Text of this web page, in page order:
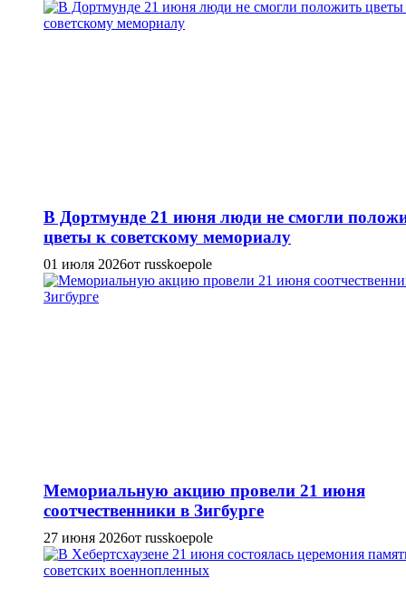
В Дортмунде 21 июня люди не смогли
цветы к советскому мемориалу
01 июля 2026от russkoepole
Мемориальную акцию провели 21 июня
соотчественники в Зигбурге
27 июня 2026от russkoepole